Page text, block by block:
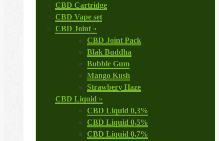
CBD Cartridge
CBD Vape set
CBD Joint »
CBD Joint Pack
Blak Buddha
Bubble Gum
Mango Kush
Strawbery Haze
CBD Liquid »
CBD Liquid 0,3%
CBD Liquid 0,5%
CBD Liquid 0,7%